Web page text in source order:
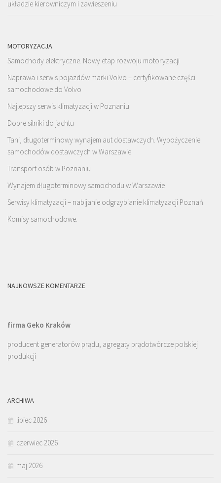
układzie kierowniczym i zawieszeniu
MOTORYZACJA
Samochody elektryczne. Nowy etap rozwoju motoryzacji
Naprawa i serwis pojazdów marki Volvo – certyfikowane części
samochodowe do Volvo
Najlepszy serwis klimatyzacji w Poznaniu
Dobre silniki do jachtu
Tani, długoterminowy wynajem aut dostawczych. Wypożyczenie
samochodów dostawczych w Warszawie
Transport osób w Poznaniu
Wynajem długoterminowy samochodu w Warszawie
Serwisy klimatyzacji – nabijanie odgrzybianie klimatyzacji Poznań.
Komisy samochodowe.
NAJNOWSZE KOMENTARZE
firma Geko Kraków
producent generatorów prądu, agregaty prądotwórcze polskiej
produkcji
ARCHIWA
lipiec 2026
czerwiec 2026
maj 2026